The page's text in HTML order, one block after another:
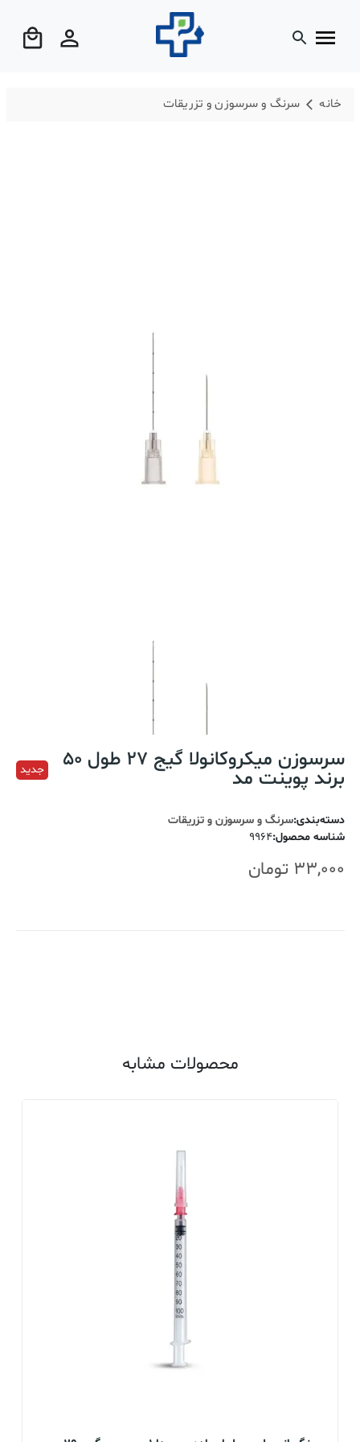
خانه سرنگ و سرسوزن و تزریقات
سرسوزن میکروکانولا گیج 27 طول 50
برند پوینت مد جدید
دسته‌بندی:سرنگ و سرسوزن و تزریقات
شناسه محصول:
9964
33,000 تومان
محصولات مشابه